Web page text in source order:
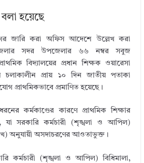
হয়েছে
জারি করা অফিস আদেশে উল্লেখ করা
সদর উপজেলার ৬৬ নম্বর সবুজ
বিদ্যালয়ের প্রধান শিক্ষক ওয়ারেসা
চলাকালীন প্রায় ১০ দিন জাতীয় পতাকা
প্রাথমিকভাবে প্রমাণিত হয়েছে।
কর্মকাণ্ডের কারণে প্রাথমিক শিক্ষার
যা সরকারি কর্মচারী (শৃঙ্খলা ও আপিল)
অনুযায়ী অসদাচরণের আওতাভুক্ত।
কর্মচারী (শৃঙ্খলা ও আপিল) বিধিমালা,